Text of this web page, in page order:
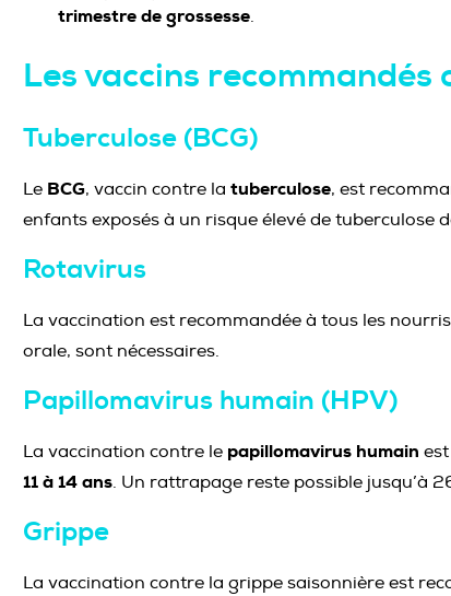
trimestrede grossesse.
Les vaccins
Tuberculose (BCG)
Le BCG, vaccin contre la tuberculose, est
enfants exposés à un risque élevé de
Rotavirus
La vaccination est recommandée à tous les
orale, sont nécessaires.
Papillomavirus humain (HPV)
La vaccination contre le papillomavirus humain
11 à 14 ans. Un rattrapage reste possible jusqu’à
Grippe
La vaccination contre la grippe saisonnière est